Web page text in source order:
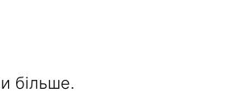
більше.